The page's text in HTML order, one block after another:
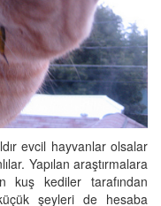
evcil hayvanlar olsalar
Yapılan araştırmalara
kuş kediler tarafından
şeyleri de hesaba